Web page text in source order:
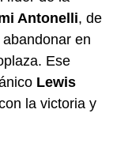
Antonelli, de
en
Ese
Lewis
la victoria y